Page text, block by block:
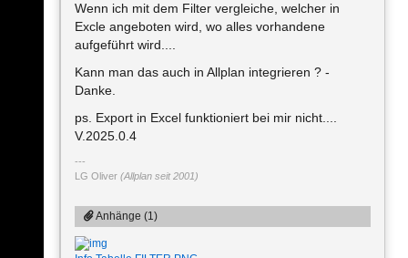
Wenn ich mit dem Filter vergleiche, welcher in
Excle angeboten wird, wo alles vorhandene
aufgeführt wird....
Kann man das auch in Allplan integrieren ? -
Danke.
ps. Export in Excel funktioniert bei mir nicht....
V.2025.0.4
LG Oliver (Allplan seit 2001)
Anhänge (1)